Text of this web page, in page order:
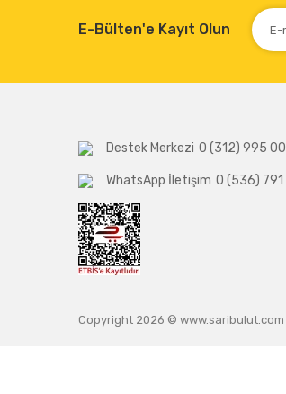
E-Bülten'e Kayıt Olun
Destek Merkezi 0 (312) 995 00
WhatsApp İletişim 0 (536)
Copyright 2026 © www.saribulut.com